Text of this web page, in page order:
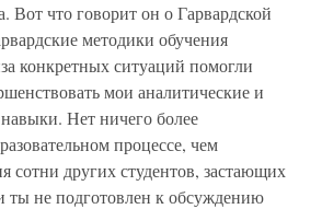
Вот что говорит он о Гарвардской
методики обучения
конкретных ситуаций помогли
мои аналитические и
Нет ничего более
процессе, чем
сотни других студентов, застающих
ты не подготовлен к обсуждению